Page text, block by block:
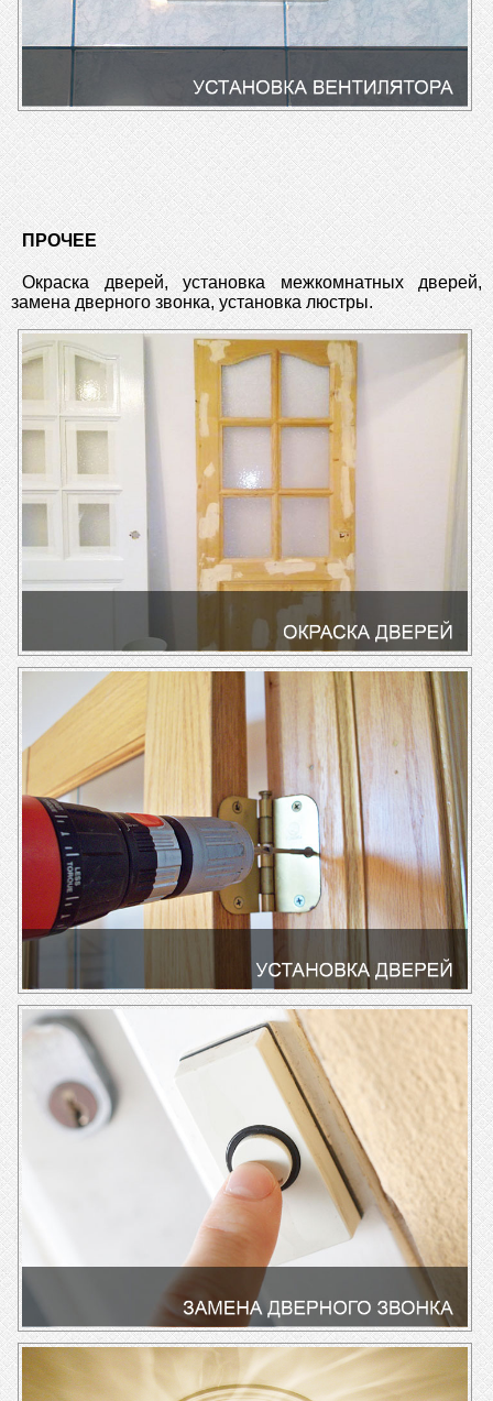
ПРОЧЕЕ
Окраска дверей, установка межкомнатных дверей,
замена дверного звонка, установка люстры.